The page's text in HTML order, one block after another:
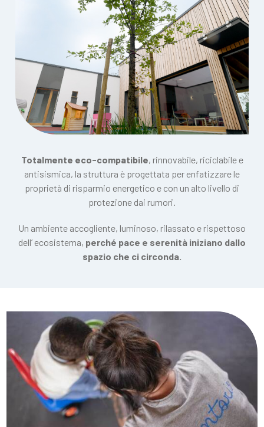
Totalmente eco-compatibile, rinnovabile, riciclabile e
antisismica, la struttura è progettata per enfatizzare le
proprietà di risparmio energetico e con un alto livello di
protezione dai rumori.
Un ambiente accogliente, luminoso, rilassato e rispettoso
dell’ ecosistema, perché pace e serenità iniziano dallo
spazio che ci circonda.